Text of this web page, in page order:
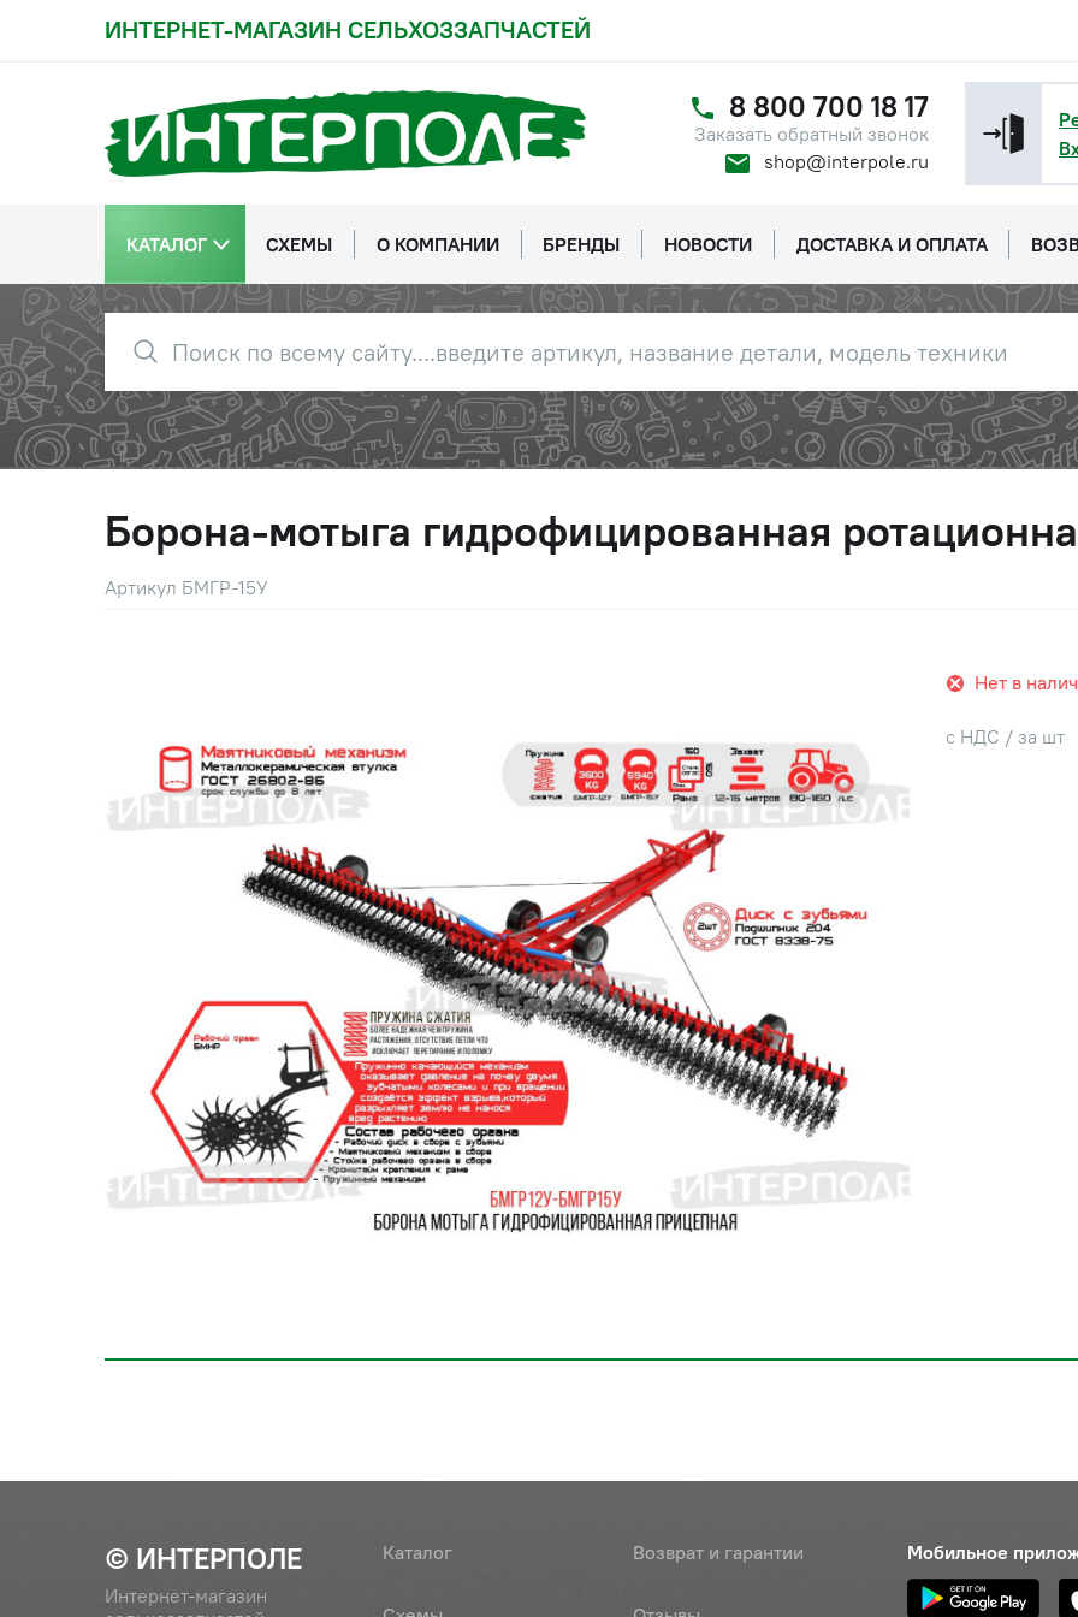
ИНТЕРНЕТ-МАГАЗИН СЕЛЬХОЗЗАПЧАСТЕЙ
8 800 700 18 17
Заказать обратный звонок
shop@interpole.ru
КАТАЛОГ СХЕМЫ О КОМПАНИИ БРЕНДЫ НОВОСТИ ДОСТАВКА И ОПЛАТА
Борона-мотыга гидрофицированная
Артикул БМГР-15У
Нет в
с НДС / за шт
© ИНТЕРПОЛЕ
Интернет-магазин
Каталог Возврат и гарантии Мобильное